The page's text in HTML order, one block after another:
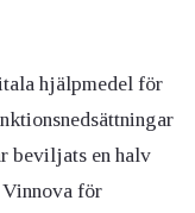
hjälpmedel för
beviljats en halv
för